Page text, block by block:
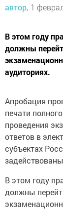
автор, 1
В этом году
должны
аудиториях.
Апробация
печати
проведения
ответов в
субъектах
В этом году
должны